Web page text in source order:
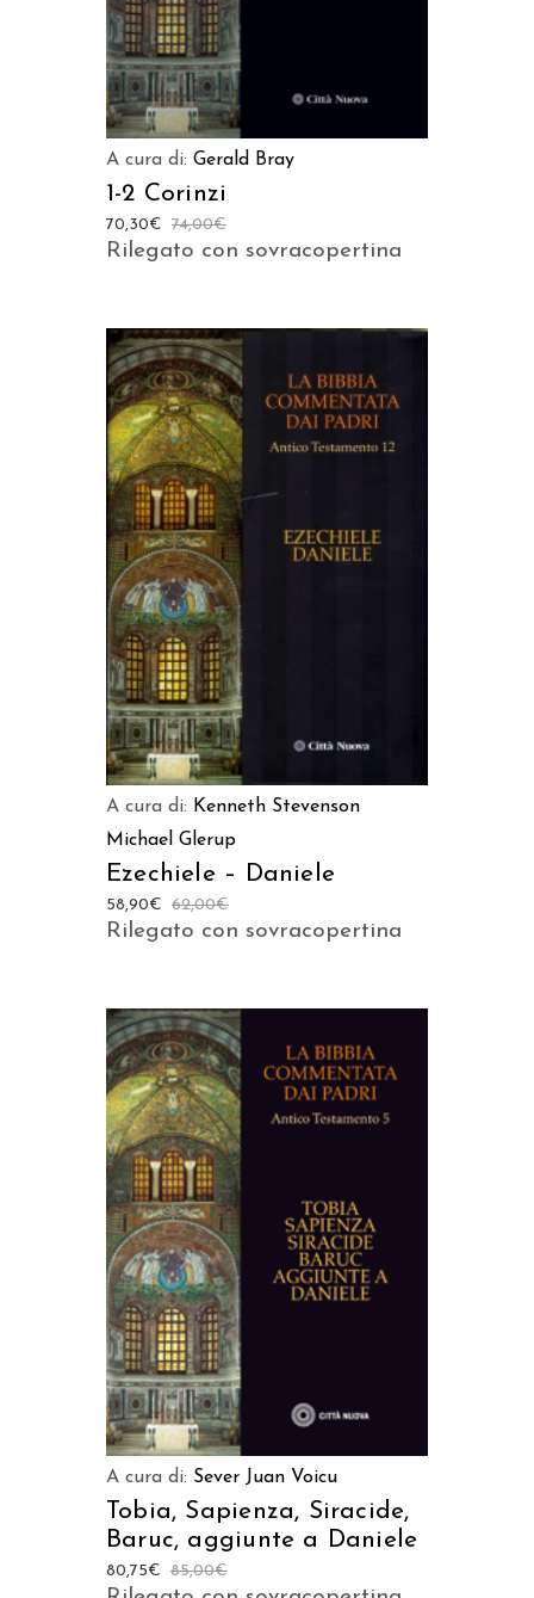
A cura di: Gerald Bray
1-2 Corinzi
74,00€
70,30€
Rilegato con sovracopertina
AGGIUNGI AL CARRELLO
A cura di: Kenneth Stevenson
Michael Glerup
Ezechiele – Daniele
62,00€
58,90€
Rilegato con sovracopertina
AGGIUNGI AL CARRELLO
A cura di: Sever Juan Voicu
Tobia, Sapienza, Siracide,
Baruc, aggiunte a Daniele
85,00€
80,75€